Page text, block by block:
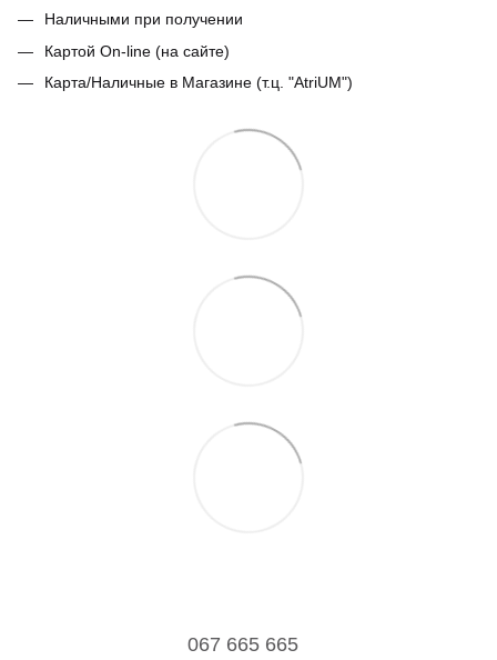
Наличными при получении
Картой On-line (на сайте)
Карта/Наличные в Магазине (т.ц. "AtriUM")
067 665 665